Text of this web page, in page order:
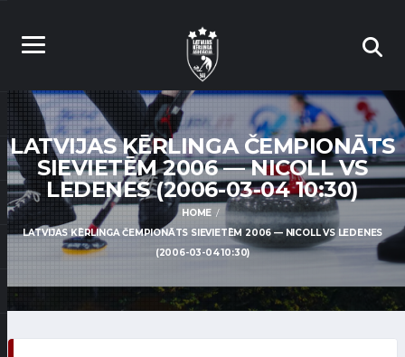
LATVIJAS KĒRLINGA ČEMPIONĀTS
SIEVIETĒM 2006 — NICOLL VS
LEDENES (2006-03-04 10:30)
HOME
LATVIJAS KĒRLINGA ČEMPIONĀTS SIEVIETĒM 2006 — NICOLL VS LEDENES
(2006-03-04 10:30)